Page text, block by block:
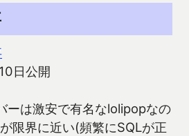
日公開
ーは激安で有名なlolipopなの
限界に近い(頻繁にSQLが正